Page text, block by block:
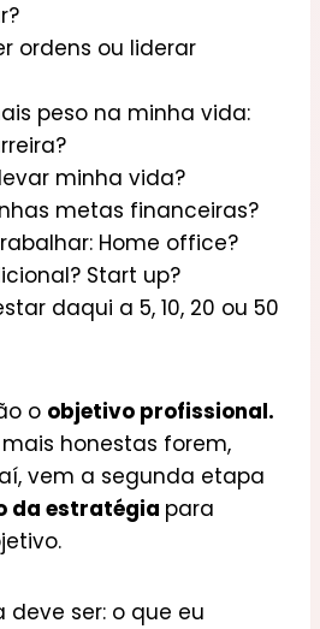
ordens ou liderar
peso na minha vida:
minha vida?
metas financeiras?
Home office?
Start up?
daqui a 5, 10, 20 ou 50
o objetivo profissional.
honestas forem,
vem a segunda etapa
da estratégia para
ser: o que eu